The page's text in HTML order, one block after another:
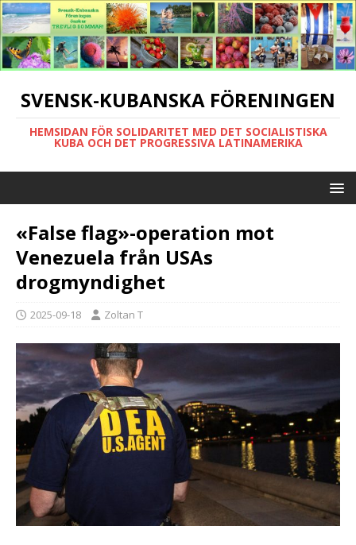
SVENSK-KUBANSKA FÖRENINGEN
HEMSIDAN FÖR SOLIDARITET MED DET SOCIALISTISKA
KUBA OCH DET PROGRESSIVA LATINAMERIKA
«False flag»-operation mot
Venezuela från USAs
drogmyndighet
2025-09-18 Zoltan T